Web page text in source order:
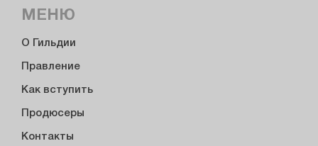
МЕНЮ
О Гильдии
Правление
Как вступить
Продюсеры
Контакты